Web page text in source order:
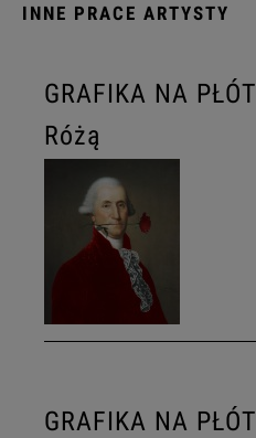
INNE PRACE ARTYSTY
GRAFIKA NA
Różą
GRAFIKA NA